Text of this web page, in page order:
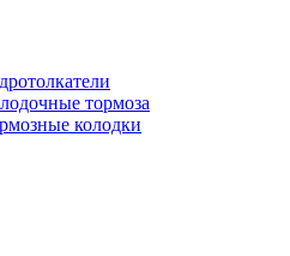
тормоза
колодки